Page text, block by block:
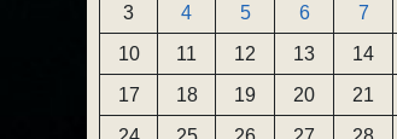
3
4 5 6 7
10
11 12 13 14
17
18 19 20 21